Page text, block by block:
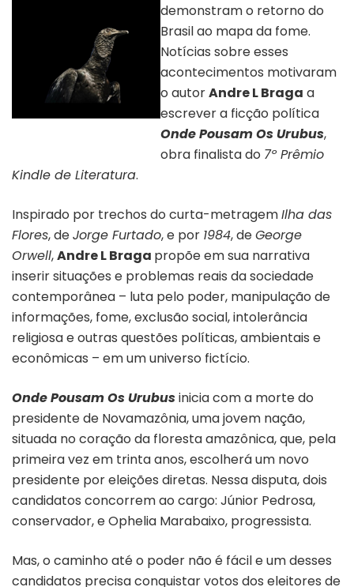
demonstram o retorno do
Brasil ao mapa da fome.
Notícias sobre esses
acontecimentos motivaram
o autorAndre L Braga a
escrever a ficção política
Onde Pousam Os Urubus,
obra finalista do 7º Prêmio
Kindle de Literatura.
Inspirado por trechos do curta-metragemIlha das
Flores, deJorge Furtado, e por 1984, deGeorge
Orwell,Andre L Braga propõe em sua narrativa
inserir situações e problemas reais da sociedade
contemporânea – luta pelo poder, manipulação de
informações, fome, exclusão social, intolerância
religiosa e outras questões políticas, ambientais e
econômicas – em um universo fictício.
Onde Pousam Os Urubusinicia com a morte do
presidente de Novamazônia, uma jovem nação,
situada no coração da floresta amazônica, que, pela
primeira vez em trinta anos, escolherá um novo
presidente por eleições diretas. Nessa disputa, dois
candidatos concorrem ao cargo: Júnior Pedrosa,
conservador, e Ophelia Marabaixo, progressista.
Mas, o caminho até o poder não é fácil e um desses
candidatos precisa conquistar votos dos eleitores de